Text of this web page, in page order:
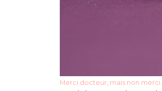
Merci docteur, mais non merci.